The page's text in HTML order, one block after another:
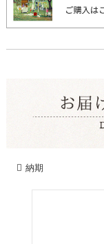
納期